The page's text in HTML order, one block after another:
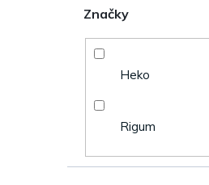
Značky
Heko
Rigum